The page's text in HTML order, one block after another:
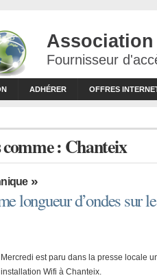
Association
Fournisseur
ADHÉRER OFFRES
: Chanteix
»
longueur d’ondes sur
Mercredi est paru dans la presse locale
installation Wifi à Chanteix.